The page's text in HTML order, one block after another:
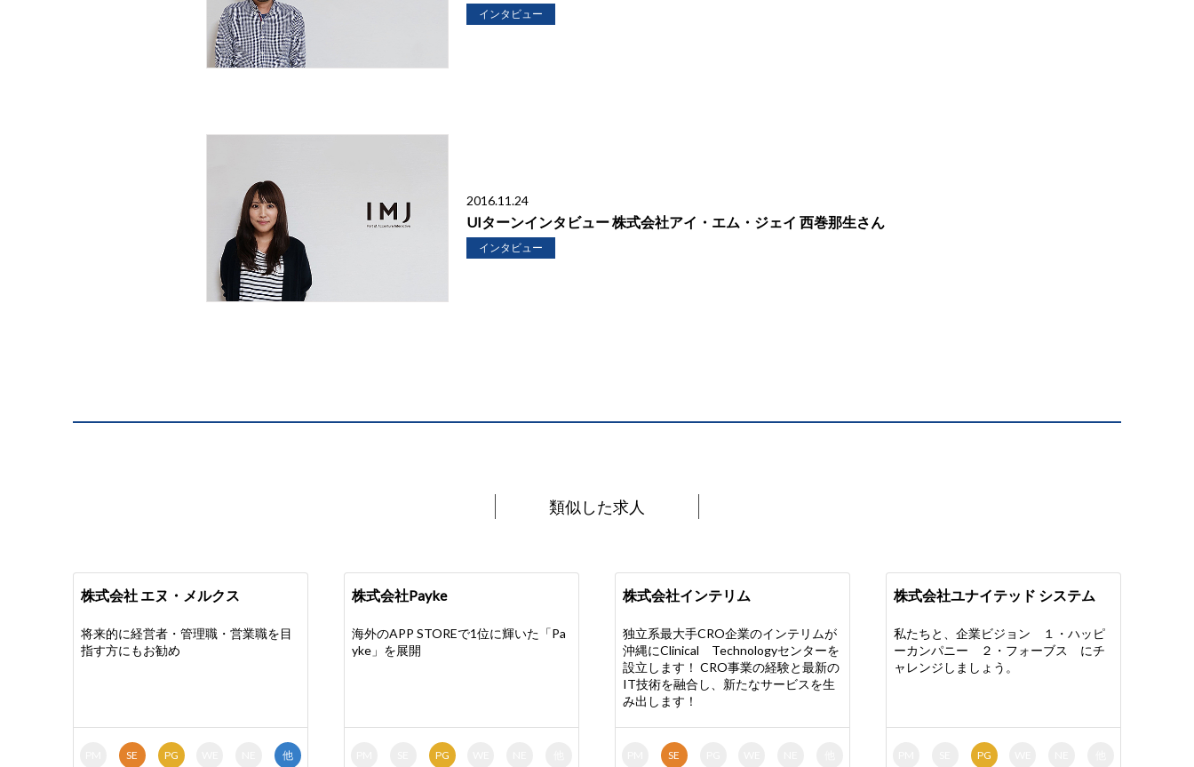
インタビュー
2016.11.24
UIターンインタビュー 株式会社アイ・エム・ジェイ 西巻那生さん
インタビュー
類似した求人
株式会社 エヌ・メルクス
将来的に経営者・管理職・営業職を目
指す方にもお勧め
SE PG 他
株式会社Payke
海外のAPP STOREで1位に輝いた「Pa
yke」を展開
PG
株式会社インテリム
独立系最大手CRO企業のインテリムが
沖縄にClinical Technologyセンターを
設立します！ CRO事業の経験と最新の
IT技術を融合し、新たなサービスを生
み出します！
SE
株式会社ユナイテッド システム
私たちと、企業ビジョン １・ハッピ
ーカンパニー ２・フォーブス にチ
ャレンジしましょう。
PG